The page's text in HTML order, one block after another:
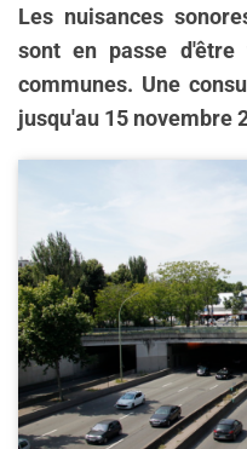
Les nuisances
sont en passe d'être
communes. Une
jusqu'au 15 novembre